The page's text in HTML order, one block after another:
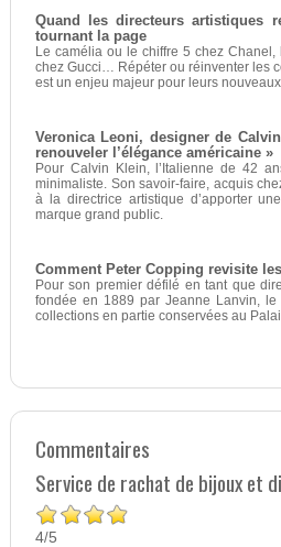
Quand les directeurs artistiques
tournant la page
Le camélia ou le chiffre 5 chez Chanel,
chez Gucci… Répéter ou réinventer les
est un enjeu majeur pour leurs
Veronica Leoni, designer de
renouveler l’élégance américaine »
Pour Calvin Klein, l’Italienne de 42
minimaliste. Son savoir-faire, acquis
à la directrice artistique d’apporter
marque grand public.
Comment Peter Copping revisite
Pour son premier défilé en tant que
fondée en 1889 par Jeanne Lanvin, le
collections en partie conservées au
Commentaires
Service de rachat de bijoux et
4/5